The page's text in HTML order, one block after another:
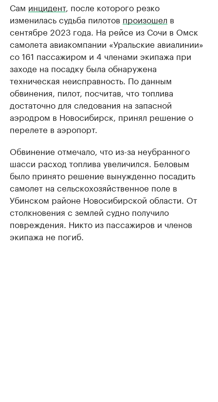
Сам инцидент, после которого резко
изменилась судьба пилотов произошел в
сентябре 2023 года. На рейсе из Сочи в Омск
самолета авиакомпании «Уральские авиалинии»
со 161 пассажиром и 4 членами экипажа при
заходе на посадку была обнаружена
техническая неисправность. По данным
обвинения, пилот, посчитав, что топлива
достаточно для следования на запасной
аэродром в Новосибирск, принял решение о
перелете в аэропорт.
Обвинение отмечало, что из-за неубранного
шасси расход топлива увеличился. Беловым
было принято решение вынужденно посадить
самолет на сельскохозяйственное поле в
Убинском районе Новосибирской области. От
столкновения с землей судно получило
повреждения. Никто из пассажиров и членов
экипажа не погиб.